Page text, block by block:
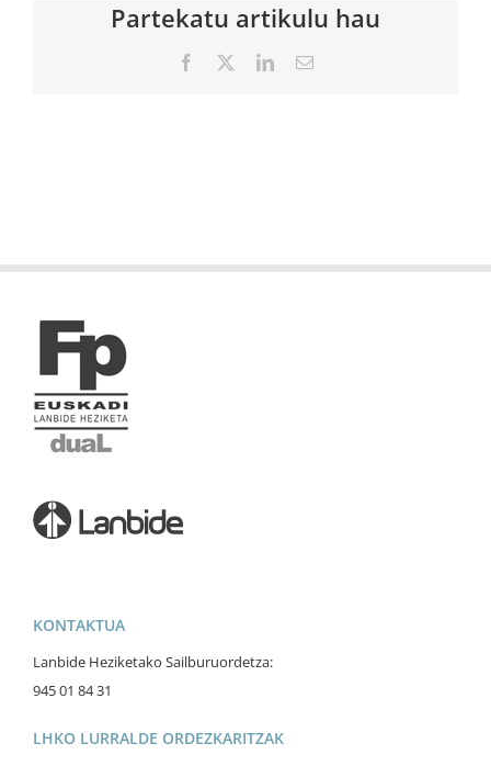
Partekatu artikulu hau
Facebook LinkedInEmail
KONTAKTUA
Lanbide Heziketako Sailburuordetza:
945 01 84 31
LHKO LURRALDE ORDEZKARITZAK